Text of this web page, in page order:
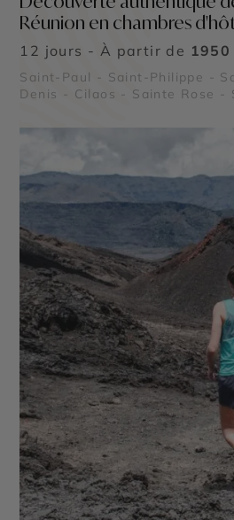
Réunion en chambres
12 jours - À partir de 1950
Saint-Paul - Saint-Philippe -
Denis - Cilaos - Sainte Rose -
Cafres - Cirque de Salazie